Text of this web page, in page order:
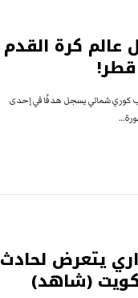
كرة القدم
أول لاعب كوري شمالي يسجل هدفًا في إحدى
يتعرض لحادث
(شاهد)